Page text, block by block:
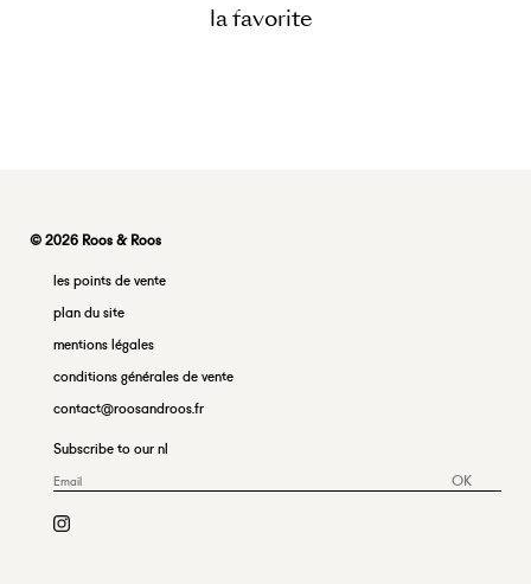
la favorite
© 2026 Roos & Roos
les points de vente
plan du site
mentions légales
conditions générales de vente
contact@roosandroos.fr
Subscribe to our nl
OK